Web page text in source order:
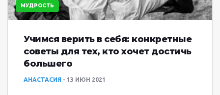
МУДРОСТЬ
Учимся верить в себя: конкретные
советы для тех, кто хочет достичь
большего
АНАСТАСИЯ 13 ИЮН 2021